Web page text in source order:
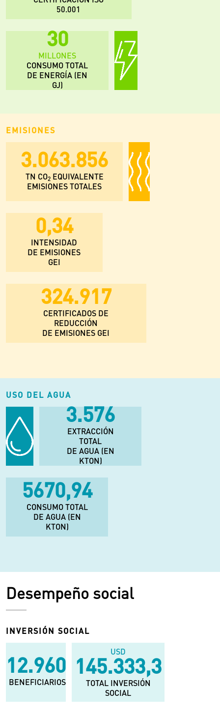
50.001
56
MILLONES
CONSUMO TOTAL
DE ENERGÍA (EN
GJ)
EMISIONES
3.063.856
TN CO2EQUIVALENTE
EMISIONES TOTALES
0,34
INTENSIDAD
DE EMISIONES
GEI
601.698
CERTIFICADOS DE
REDUCCIÓN
DE EMISIONES GEI
USO DEL AGUA
6.622
EXTRACCIÓN
TOTAL
DE AGUA (EN
KTON)
5670,94
CONSUMO TOTAL
DE AGUA (EN
KTON)
Desempeño social
INVERSIÓN SOCIAL
24.000
BENEFICIARIOS
USD
145.333,3
TOTAL INVERSIÓN
SOCIAL